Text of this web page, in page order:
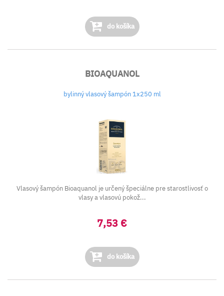
do košíka
BIOAQUANOL
bylinný vlasový šampón 1x250 ml
Vlasový šampón Bioaquanol je určený špeciálne pre starostlivosť o
vlasy a vlasovú pokož...
7,53 €
do košíka